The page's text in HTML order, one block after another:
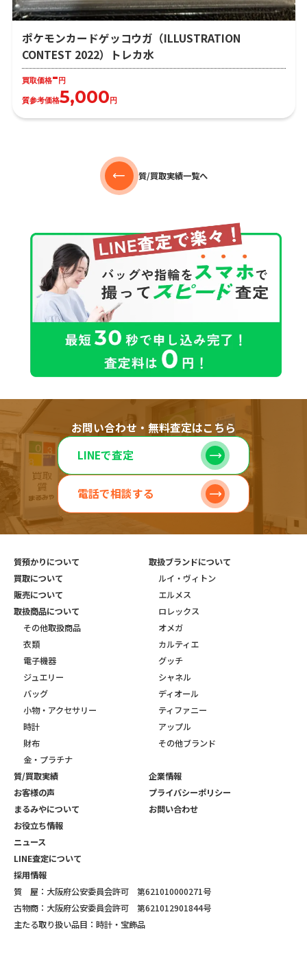
ポケモンカードゲッコウガ（ILLUSTRATION
CONTEST 2022）トレカ水
買取価格-円
質参考価格5,000円
質/買取実績一覧へ
お問い合わせ・無料査定はこちら
LINEで査定
電話で相談する
質預かりについて
買取について
販売について
取扱商品について
その他取扱商品
衣類
電子機器
ジュエリー
バッグ
小物・アクセサリー
時計
財布
金・プラチナ
取扱ブランドについて
ルイ・ヴィトン
エルメス
ロレックス
オメガ
カルティエ
グッチ
シャネル
ディオール
ティファニー
アップル
その他ブランド
質/買取実績
お客様の声
まるみやについて
お役立ち情報
ニュース
LINE査定について
採用情報
企業情報
プライバシーポリシー
お問い合わせ
質 屋：大阪府公安委員会許可 第621010000271号
古物商：大阪府公安委員会許可 第621012901844号
主たる取り扱い品目：時計・宝飾品